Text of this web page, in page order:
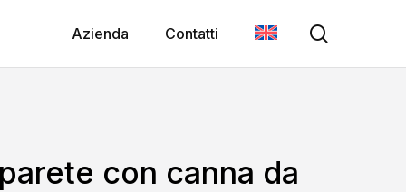
Azienda Contatti
con canna da